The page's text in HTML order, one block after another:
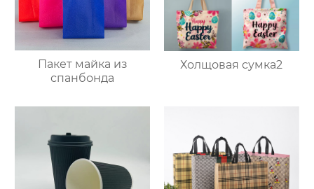
Пакет майка из
спанбонда
Холщовая сумка2